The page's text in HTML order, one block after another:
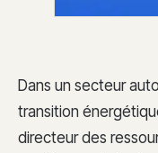
Dans un secteur
transition
directeur des